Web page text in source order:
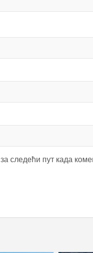
следећи пут када